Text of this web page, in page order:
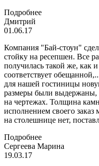
Подробнее
Дмитрий
01.06.17
Компания "Бай-стоун"
стойку на ресепшен. Все
получилась такой же, как
соответствует
для нашей гостиницы
размеры были выдержаны,
на чертежах. Толщина
исполнением своего
на столешнице нет,
Подробнее
Сергеева Марина
19.03.17